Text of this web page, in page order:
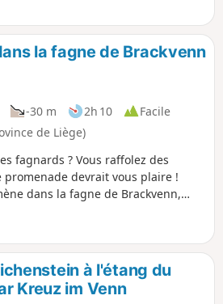
de ce dernier
et le sentier
la fin du
d'orgue.
la fagne de Brackvenn
-30 m 2h 10
Facile
de Liège)
fagnards ? Vous raffolez des
promenade devrait vous plaire !
dans la fagne de Brackvenn,
le long d’étendues d’eau,.. Les
et vraiment agréables.
à l'étang du
Kreuz im Venn